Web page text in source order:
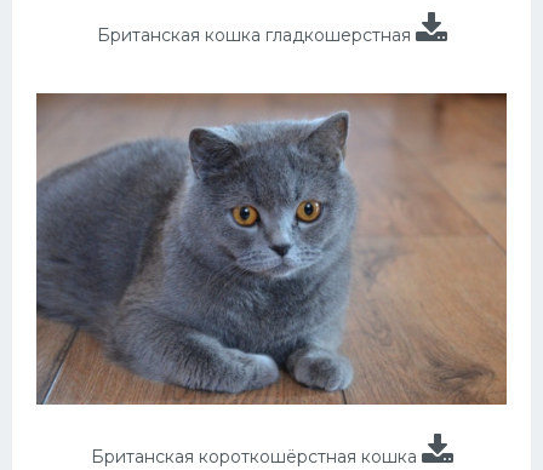
Британская кошка гладкошерстная
Британская короткошёрстная кошка